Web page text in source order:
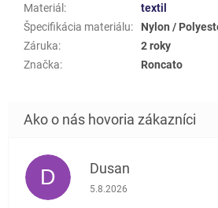
Materiál :
textil
Špecifikácia materiálu:
Nylon /
Záruka:
2 roky
Značka: Roncato
D Dusan
Hodnotenie obchodu je 5 z
5.8.2026